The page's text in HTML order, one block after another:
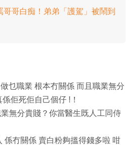
哥哥白痴！弟弟「護駕」被鬧到
乜職業 根本冇關係 而且職業無分
佢死佢自己個仔 !！
無分貴賤？你當醫生既人工同侍
係冇關係 賣白粉夠搵得錢多啦 咁